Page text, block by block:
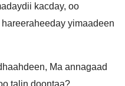
kacday, oo
yimaadeen
Ma annagaad
talin doontaa?